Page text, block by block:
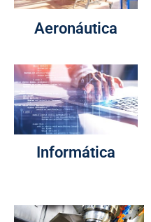
Aeronáutica
Informática